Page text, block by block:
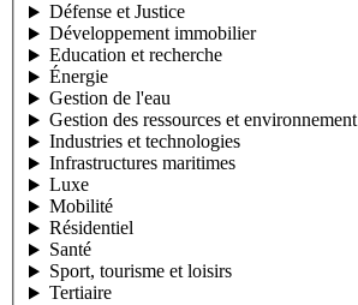
Défense et Justice
Développement immobilier
Education et recherche
Énergie
Gestion de l'eau
Gestion des ressources et environnement
Industries et technologies
Infrastructures maritimes
Luxe
Mobilité
Résidentiel
Santé
Sport, tourisme et loisirs
Tertiaire